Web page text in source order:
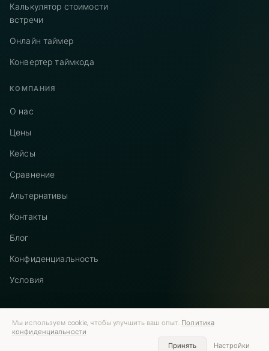
Калькулятор стоимости
встречи
Онлайн таймер
Конвертер таймкода
КОМПАНИЯ
О нас
Цены
Кейсы
Сравнение
Альтернативы
Контакты
Блог
Конфиденциальность
Условия
© 2026 Vastflow. Все права защищены. Telegram
Мы используем cookie, чтобы улучшить ваш опыт. Политика
конфиденциальности
Принять
Настройки